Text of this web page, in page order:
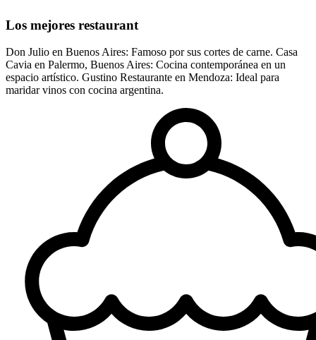
Los mejores restaurant
Don Julio en Buenos Aires: Famoso por sus cortes de carne. Casa
Cavia en Palermo, Buenos Aires: Cocina contemporánea en un
espacio artístico. Gustino Restaurante en Mendoza: Ideal para
maridar vinos con cocina argentina.